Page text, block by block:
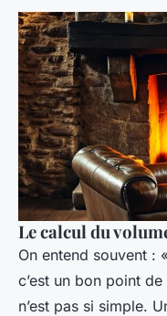
Le calcul du
On entend souvent :
c’est un bon point
n’est pas si simple.